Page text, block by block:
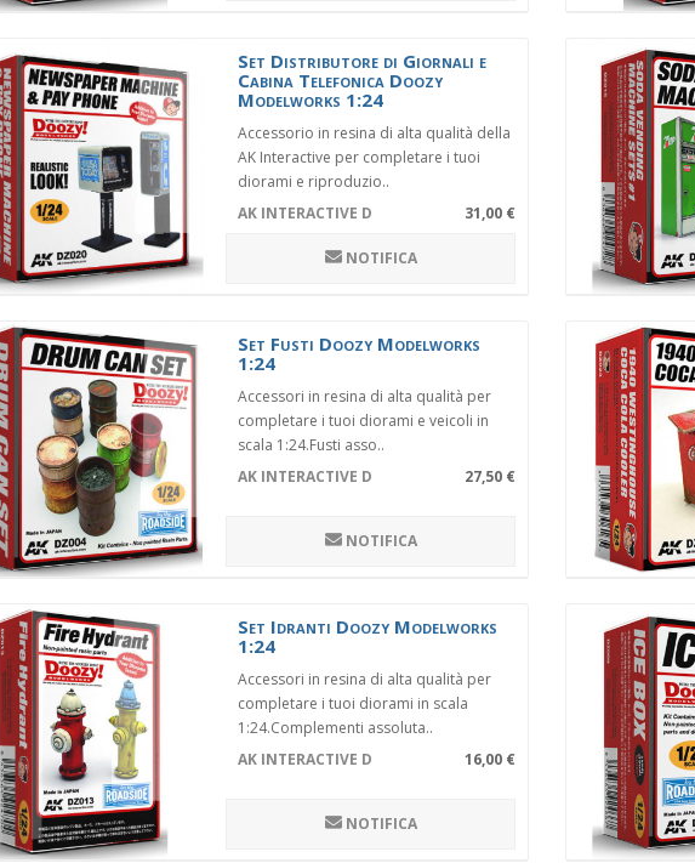
Set Distributore di Giornali e
Cabina Telefonica Doozy
Modelworks 1:24
Accessorio in resina di alta qualità della
AK Interactive per completare i tuoi
diorami e riproduzio..
AK INTERACTIVE DZ020
31,00 €
NOTIFICA
Set Fusti Doozy Modelworks
1:24
Accessori in resina di alta qualità per
completare i tuoi diorami e veicoli in
scala 1:24.Fusti asso..
AK INTERACTIVE DZ004
27,50 €
NOTIFICA
Set Idranti Doozy Modelworks
1:24
Accessori in resina di alta qualità per
completare i tuoi diorami in scala
1:24.Complementi assoluta..
AK INTERACTIVE DZ013
16,00 €
NOTIFICA